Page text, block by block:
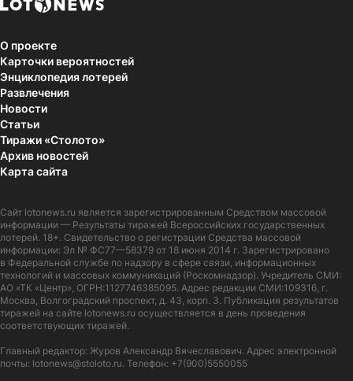
О проекте
Карточки вероятностей
Энциклопедия лотерей
Развлечения
Новости
Статьи
Тиражи «Столото»
Архив новостей
Карта сайта
Сайт lotonews.ru является зарегистрированным Средством массовой
информации — Результаты тиражей Всероссийских государственных
лотерей. 18+. Свидетельство о регистрации Средства массовой
информации: Эл № ФС77—58379 от 18 июня 2014 г. Зарегистрировано
в Федеральной службе по надзору в сфере связи, информационных
технологий и массовых коммуникаций (Роскомнадзор). Учредитель СМИ:
АО «ТК «Центр», ОГРН:1127746385095. Адрес редакции СМИ:109316, г.
Москва, Волгоградский проспект, д. 43, корп. 3. Публикация результатов
тиражей на сайте lotonews.ru осуществляется в день проведения
соответствующих тиражей.
Главный редактор: Журов Александр Вячеславович. Адрес электронной
почты: lotonews@stoloto.ru. Телефон: +7(900)5550055